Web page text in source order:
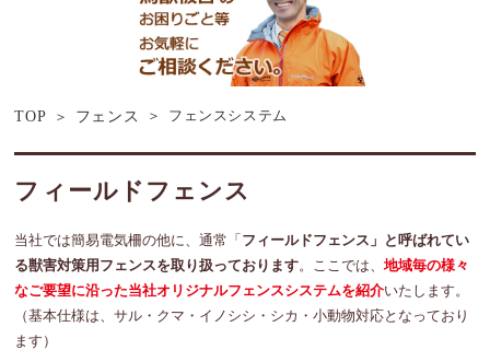
TOP フェンス フェンスシステム
フィールドフェンス
当社では簡易電気柵の他に、通常「フィールドフェンス」と呼ばれてい
る獣害対策用フェンスを取り扱っております。ここでは、地域毎の様々
なご要望に沿った当社オリジナルフェンスシステムを紹介いたします。
（基本仕様は、サル・クマ・イノシシ・シカ・小動物対応となっており
ます）